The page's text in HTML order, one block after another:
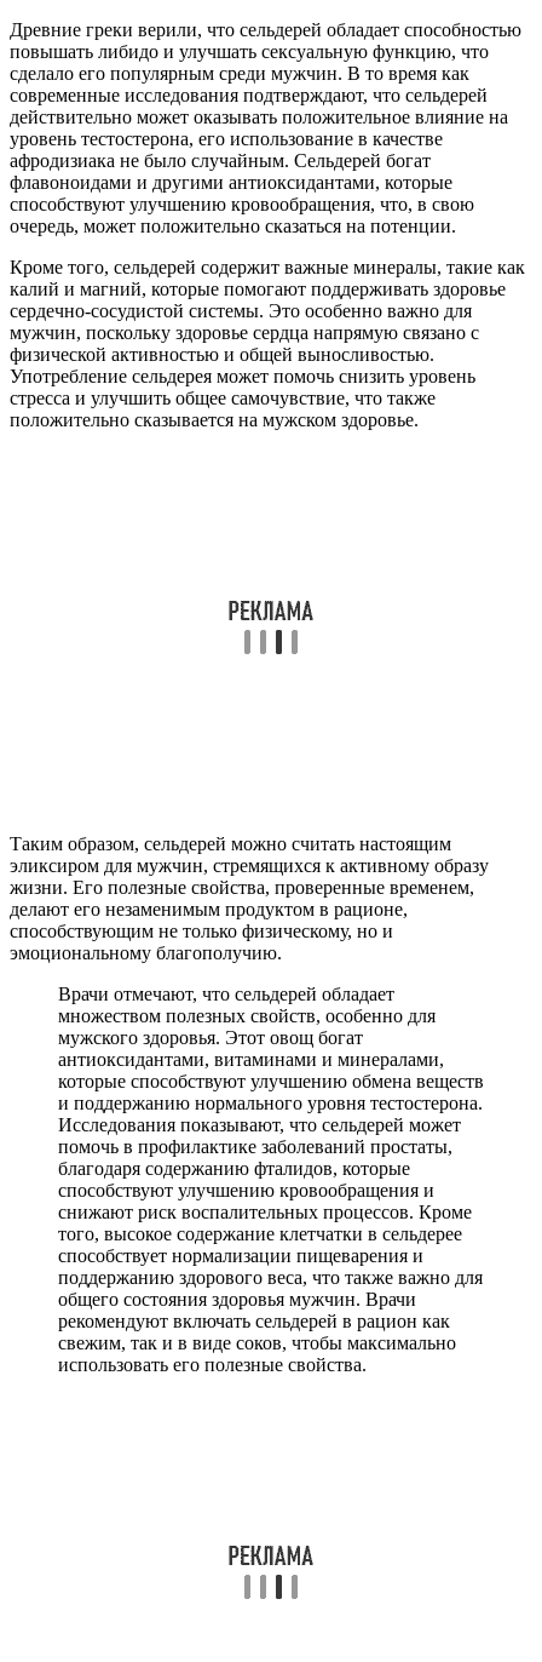
Древние греки верили, что сельдерей обладает способностью
повышать либидо и улучшать сексуальную функцию, что
сделало его популярным среди мужчин. В то время как
современные исследования подтверждают, что сельдерей
действительно может оказывать положительное влияние на
уровень тестостерона, его использование в качестве
афродизиака не было случайным. Сельдерей богат
флавоноидами и другими антиоксидантами, которые
способствуют улучшению кровообращения, что, в свою
очередь, может положительно сказаться на потенции.
Кроме того, сельдерей содержит важные минералы, такие как
калий и магний, которые помогают поддерживать здоровье
сердечно-сосудистой системы. Это особенно важно для
мужчин, поскольку здоровье сердца напрямую связано с
физической активностью и общей выносливостью.
Употребление сельдерея может помочь снизить уровень
стресса и улучшить общее самочувствие, что также
положительно сказывается на мужском здоровье.
Таким образом, сельдерей можно считать настоящим
эликсиром для мужчин, стремящихся к активному образу
жизни. Его полезные свойства, проверенные временем,
делают его незаменимым продуктом в рационе,
способствующим не только физическому, но и
эмоциональному благополучию.
Врачи отмечают, что сельдерей обладает
множеством полезных свойств, особенно для
мужского здоровья. Этот овощ богат
антиоксидантами, витаминами и минералами,
которые способствуют улучшению обмена веществ
и поддержанию нормального уровня тестостерона.
Исследования показывают, что сельдерей может
помочь в профилактике заболеваний простаты,
благодаря содержанию фталидов, которые
способствуют улучшению кровообращения и
снижают риск воспалительных процессов. Кроме
того, высокое содержание клетчатки в сельдерее
способствует нормализации пищеварения и
поддержанию здорового веса, что также важно для
общего состояния здоровья мужчин. Врачи
рекомендуют включать сельдерей в рацион как
свежим, так и в виде соков, чтобы максимально
использовать его полезные свойства.